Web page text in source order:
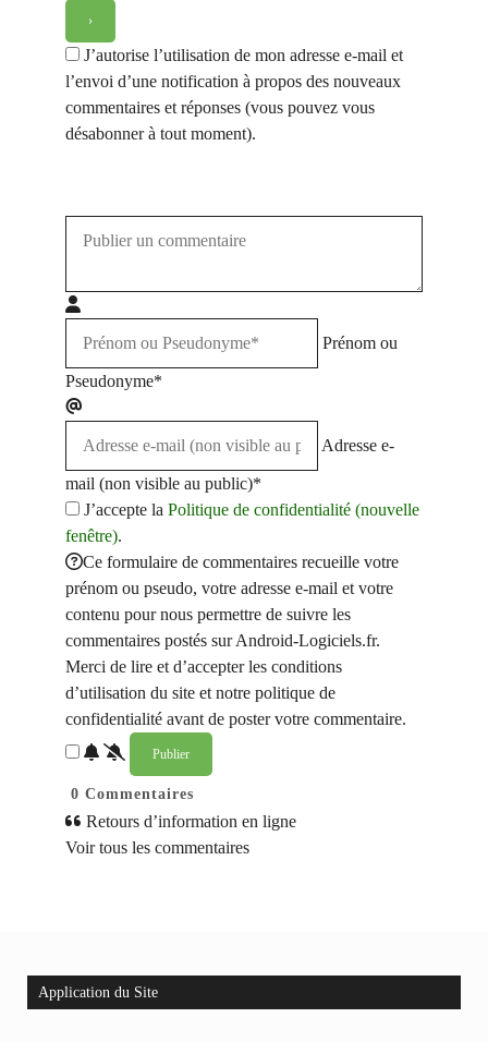
J’autorise l’utilisation de mon adresse e-mail et
l’envoi d’une notification à propos des nouveaux
commentaires et réponses (vous pouvez vous
désabonner à tout moment).
Prénom ou
Pseudonyme*
Adresse e-
mail (non visible au public)*
J’accepte la Politique de confidentialité (nouvelle
fenêtre).
Ce formulaire de commentaires recueille votre
prénom ou pseudo, votre adresse e-mail et votre
contenu pour nous permettre de suivre les
commentaires postés sur Android-Logiciels.fr.
Merci de lire et d’accepter les conditions
d’utilisation du site et notre politique de
confidentialité avant de poster votre commentaire.
0 Commentaires
Retours d’information en ligne
Voir tous les commentaires
Application du Site